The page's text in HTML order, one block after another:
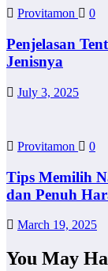
Provitamon 0
Penjelasan
Jenisnya
July 3, 2025
Provitamon 0
Tips Memilih
dan Penuh
March 19, 2025
You May